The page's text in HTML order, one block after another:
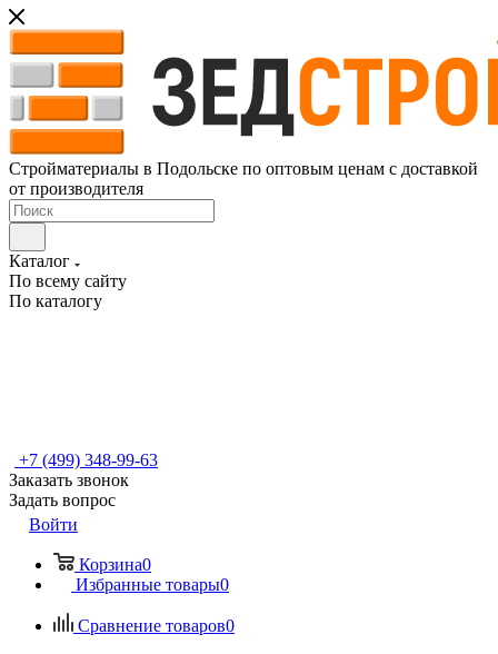
Стройматериалы в Подольске по оптовым ценам с доставкой
от производителя
Каталог
По всему сайту
По каталогу
+7 (499) 348-99-63
Заказать звонок
Задать вопрос
Войти
Корзина0
Избранные товары0
Сравнение товаров0